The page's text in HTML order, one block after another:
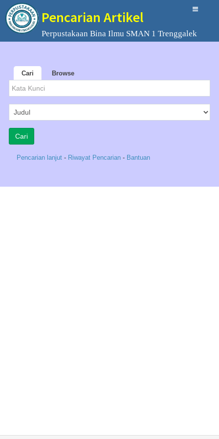
Pencarian Artikel
Perpustakaan Bina Ilmu SMAN 1 Trenggalek
Cari Browse
Pencarian lanjut - Riwayat Pencarian - Bantuan